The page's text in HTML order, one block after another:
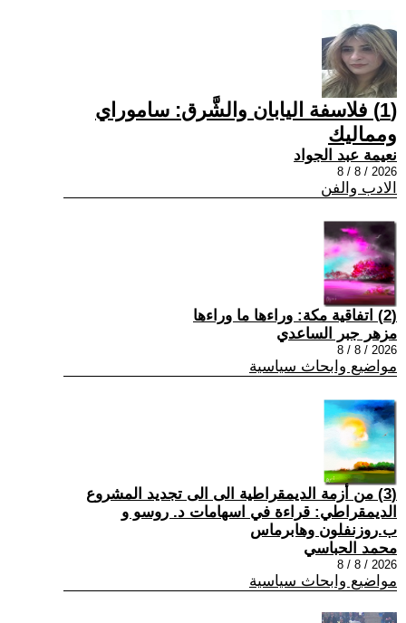
(1) فلاسفة اليابان والشَّرق: ساموراي
ومماليك
نعيمة عبد الجواد
2026 / 8 / 8
الادب والفن
(2) اتفاقية مكة: وراءها ما وراءها
مزهر جبر الساعدي
2026 / 8 / 8
مواضيع وابحاث سياسية
(3) من أزمة الديمقراطية الى الى تجديد المشروع
الديمقراطي: قراءة في اسهامات د. روسو و
ب.روزنفلون وهابرماس
محمد الحباسي
2026 / 8 / 8
مواضيع وابحاث سياسية